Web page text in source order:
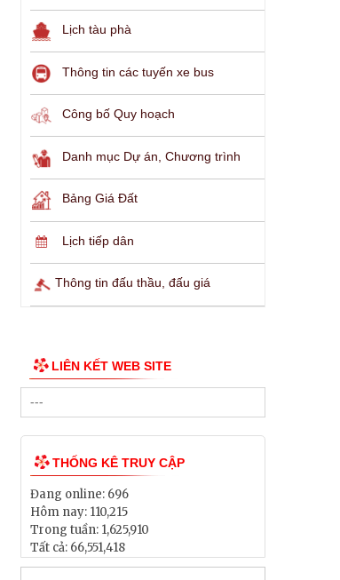
Lịch tàu phà
Thông tin các tuyến xe bus
Công bố Quy hoạch
Danh mục Dự án, Chương trình
Bảng Giá Đất
Lịch tiếp dân
Thông tin đấu thầu, đấu giá
LIÊN KẾT WEB SITE
THỐNG KÊ TRUY CẬP
Đang online: 696
Hôm nay: 110,215
Trong tuần: 1,625,910
Tất cả: 66,551,418